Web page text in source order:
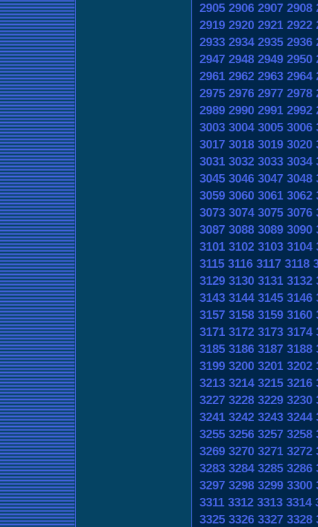
2905 2906 2907 2908
2919 2920 2921 2922
2933 2934 2935 2936
2947 2948 2949 2950
2961 2962 2963 2964
2975 2976 2977 2978
2989 2990 2991 2992
3003 3004 3005 3006
3017 3018 3019 3020
3031 3032 3033 3034
3045 3046 3047 3048
3059 3060 3061 3062
3073 3074 3075 3076
3087 3088 3089 3090
3101 3102 3103 3104
3115 3116 3117 3118
3129 3130 3131 3132
3143 3144 3145 3146
3157 3158 3159 3160
3171 3172 3173 3174
3185 3186 3187 3188
3199 3200 3201 3202
3213 3214 3215 3216
3227 3228 3229 3230
3241 3242 3243 3244
3255 3256 3257 3258
3269 3270 3271 3272
3283 3284 3285 3286
3297 3298 3299 3300
3311 3312 3313 3314
3325 3326 3327 3328